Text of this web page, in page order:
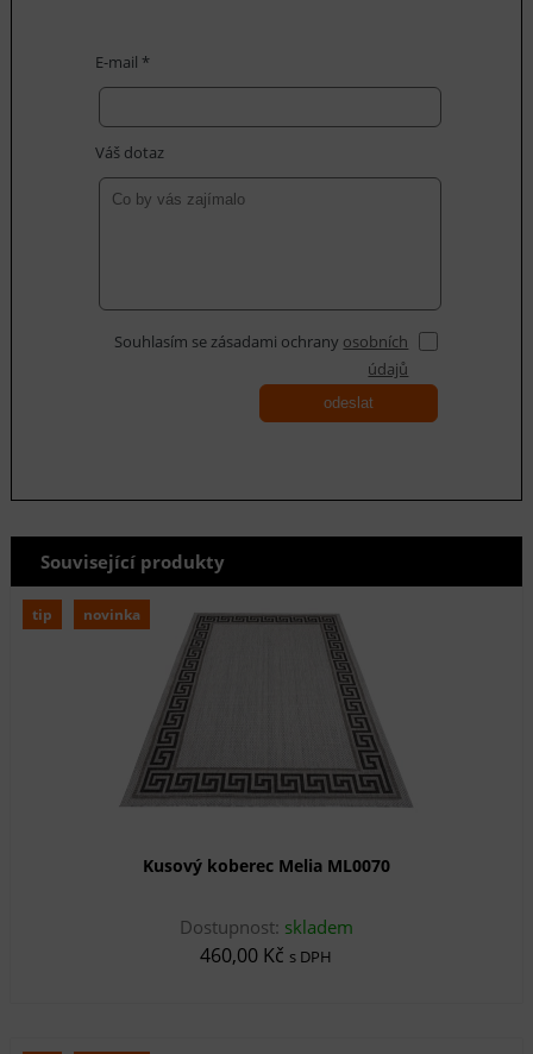
E-mail *
Váš dotaz
Souhlasím se zásadami ochrany osobních
údajů
odeslat
Související produkty
tip novinka
Kusový koberec Melia ML0070
Dostupnost: skladem
460,00 Kč s DPH